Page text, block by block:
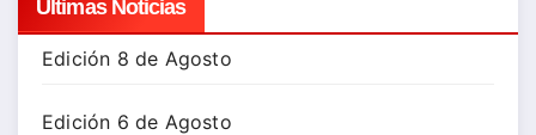
Ultimas Noticias
Edición 8 de Agosto
Edición 6 de Agosto